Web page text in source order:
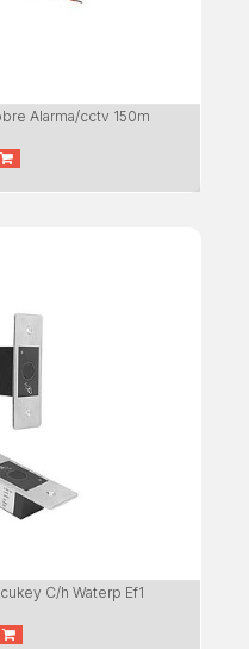
Alarma/cctv 150m
C/h Waterp Ef1